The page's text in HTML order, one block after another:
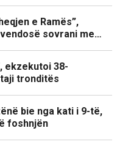
e Ramës”,
sovrani me…
ekzekutoi 38-
tronditës
bie nga kati i 9-të,
foshnjën